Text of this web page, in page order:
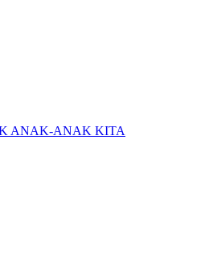
ANAK-ANAK KITA